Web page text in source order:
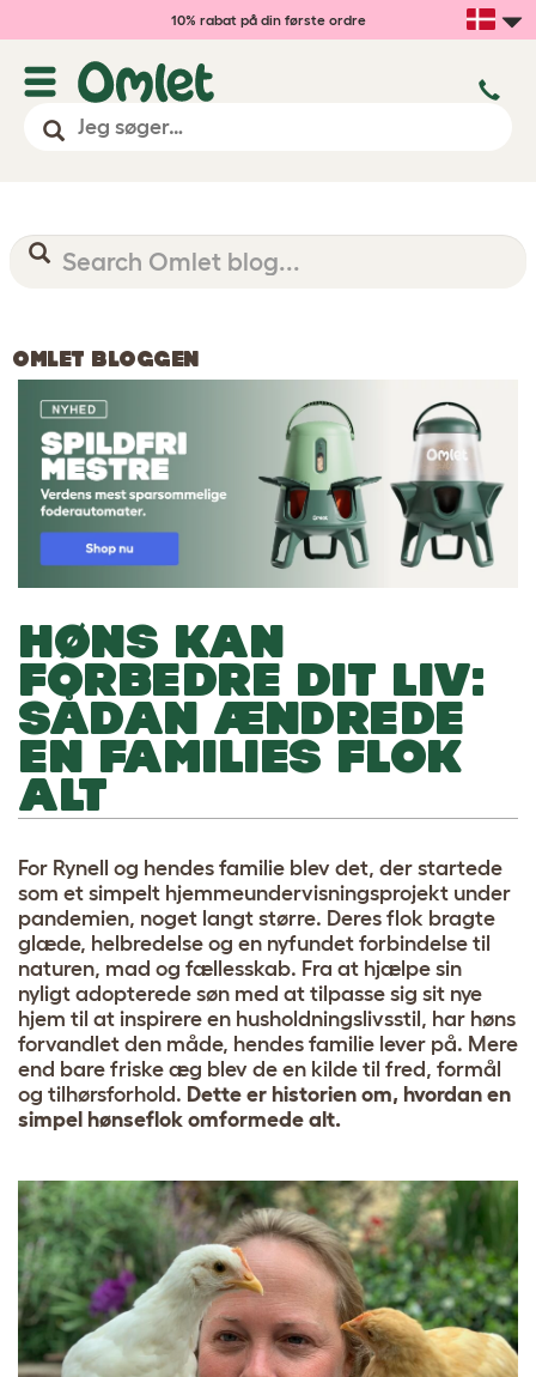
10% rabat på din første ordre
OMLET BLOGGEN
HØNS KAN
FORBEDRE DIT LIV:
SÅDAN ÆNDREDE
EN FAMILIES FLOK
ALT
For Rynell og hendes familie blev det, der startede
som et simpelt hjemmeundervisningsprojekt under
pandemien, noget langt større. Deres flok bragte
glæde, helbredelse og en nyfundet forbindelse til
naturen, mad og fællesskab. Fra at hjælpe sin
nyligt adopterede søn med at tilpasse sig sit nye
hjem til at inspirere en husholdningslivsstil, har høns
forvandlet den måde, hendes familie lever på. Mere
end bare friske æg blev de en kilde til fred, formål
og tilhørsforhold. Dette er historien om, hvordan en
simpel hønseflok omformede alt.